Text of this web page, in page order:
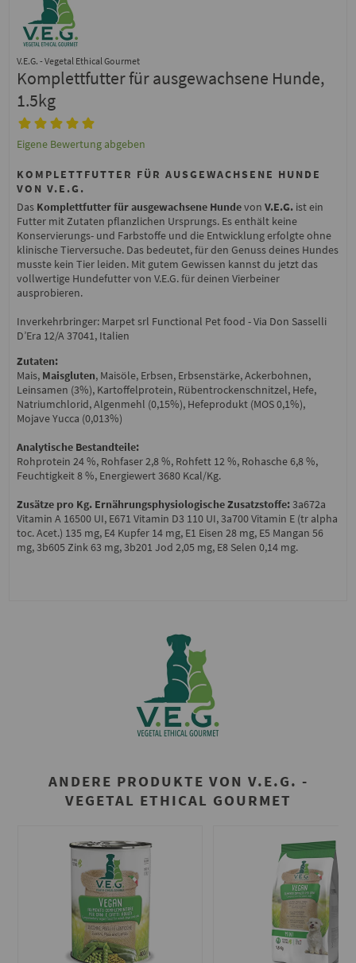
V.E.G. - Vegetal Ethical Gourmet
Komplettfutter für ausgewachsene Hunde,
1.5kg
Eigene Bewertung abgeben
KOMPLETTFUTTER FÜR AUSGEWACHSENE HUNDE
VON V.E.G.
Das Komplettfutter für ausgewachsene Hundevon V.E.G.ist ein
Futter mit Zutaten pflanzlichen Ursprungs. Es enthält keine
Konservierungs- und Farbstoffe und die Entwicklung erfolgte ohne
klinische Tierversuche. Das bedeutet, für den Genuss deines Hundes
musste kein Tier leiden. Mit gutem Gewissen kannst du jetzt das
vollwertige Hundefutter von V.E.G. für deinen Vierbeiner
ausprobieren.
Inverkehrbringer: Marpet srl Functional Pet food - Via Don Sasselli
D’Era 12/A 37041, Italien
Zutaten:
Mais, Maisgluten, Maisöle, Erbsen, Erbsenstärke, Ackerbohnen,
Leinsamen (3%), Kartoffelprotein, Rübentrockenschnitzel, Hefe,
Natriumchlorid, Algenmehl (0,15%), Hefeprodukt (MOS 0,1%),
Mojave Yucca (0,013%)
Analytische Bestandteile:
Rohprotein 24 %, Rohfaser 2,8 %, Rohfett 12 %, Rohasche 6,8 %,
Feuchtigkeit 8 %, Energiewert 3680 Kcal/Kg.
Zusätze pro Kg. Ernährungsphysiologische Zusatzstoffe:3a672a
Vitamin A 16500 UI, E671 Vitamin D3 110 UI, 3a700 Vitamin E (tr alpha
toc. Acet.) 135 mg, E4 Kupfer 14 mg, E1 Eisen 28 mg, E5 Mangan 56
mg, 3b605 Zink 63 mg, 3b201 Jod 2,05 mg, E8 Selen 0,14 mg.
ANDERE PRODUKTE VON V.E.G. -
VEGETAL ETHICAL GOURMET